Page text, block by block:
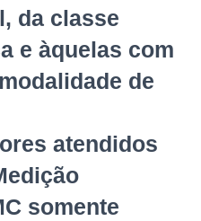
da classe
e àquelas com
de
atendidos
somente